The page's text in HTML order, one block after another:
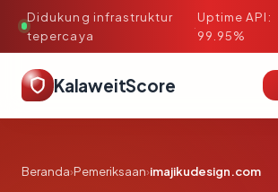
Didukung infrastruktur
tepercaya
·
Uptime API:
99.95%
KalaweitScore
Beranda›Pemeriksaan›imajikudesign.com